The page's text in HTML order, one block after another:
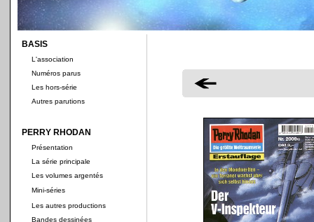
BASIS
L'association
Numéros parus
Les hors-série
Autres parutions
PERRY RHODAN
Présentation
La série principale
Les volumes argentés
Mini-séries
Les autres productions
Bandes dessinées